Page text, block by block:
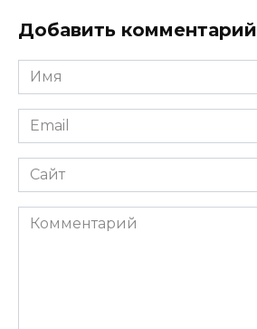
Добавить комментарий
Имя
*
Email
*
Сайт
Комментарий